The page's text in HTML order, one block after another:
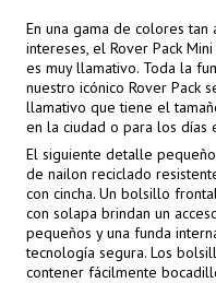
En una gama de colores
intereses, el Rover Pack
es muy llamativo. Toda la
nuestro icónico Rover Pack
llamativo que tiene el
en la ciudad o para los días
El siguiente detalle
de nailon reciclado
con cincha. Un bolsillo
con solapa brindan un
pequeños y una funda
tecnología segura. Los
contener fácilmente